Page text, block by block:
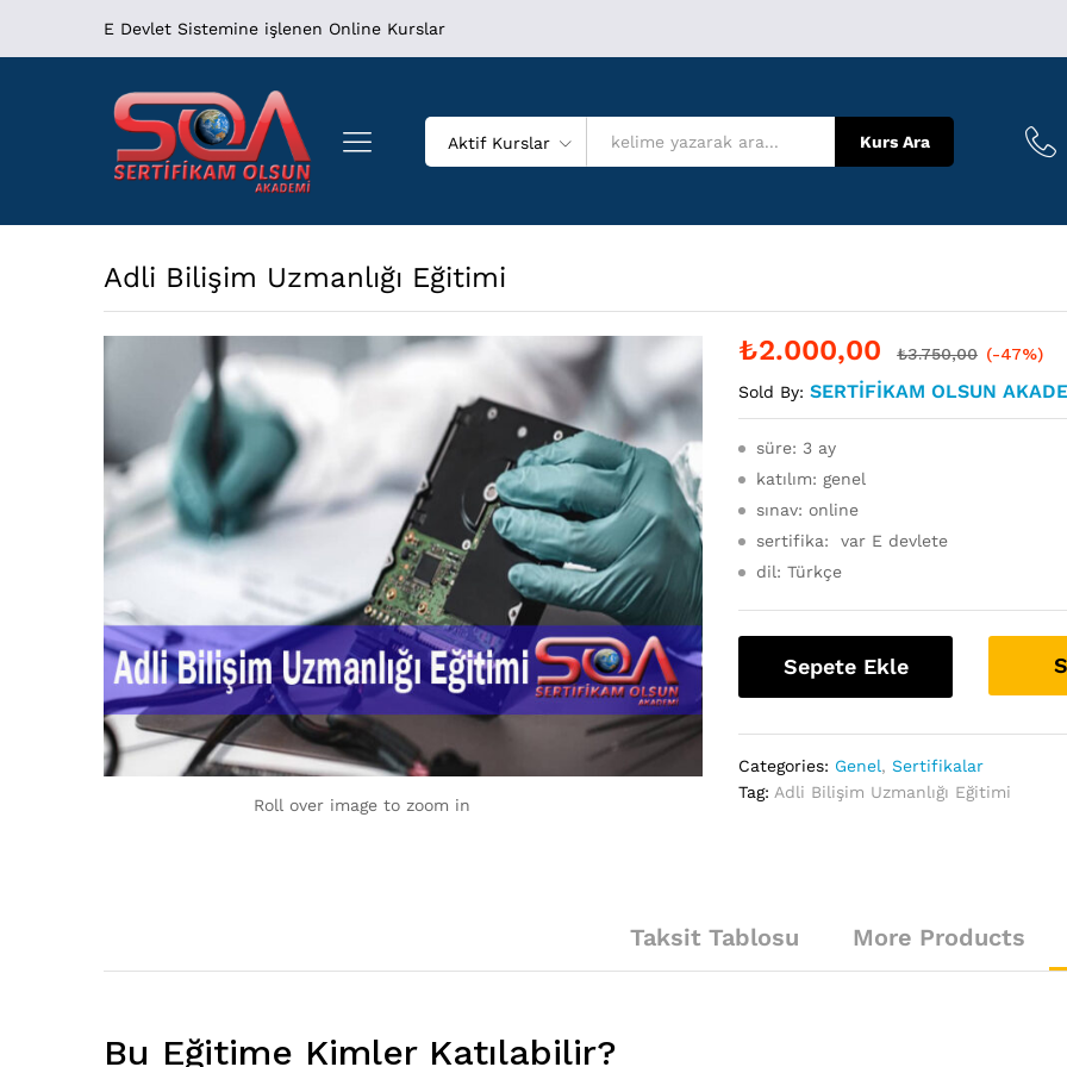
E Devlet Sistemine işlenen Online Kurslar
Aktif Kurslar Kurs Ara
Adli Bilişim Uzmanlığı Eğitimi
Roll over image to zoom in
₺2.000,00 ₺3.750,00 (-47%)
Sold By:SERTIFIKAM OLSUN
süre: 3 ay
katılım: genel
sınav: online
sertifika: var E devlete
dil: Türkçe
Sepete Ekle
Categories: Genel,Sertifikalar
Tag:Adli Bilişim Uzmanlığı Eğitimi
Taksit Tablosu More Products
Bu Eğitime Kimler Katılabilir?
Taksit Tablosu More Products